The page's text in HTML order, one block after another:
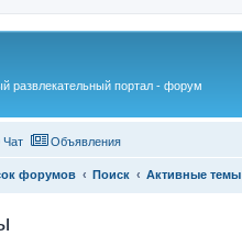
развлекательный портал - форум
Чат Объявления
форумов Поиск Активные темы